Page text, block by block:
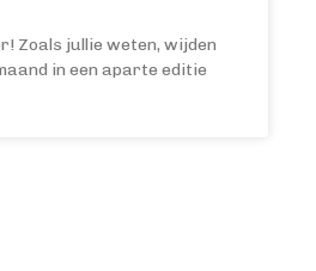
Zoals jullie weten, wijden
in een aparte editie